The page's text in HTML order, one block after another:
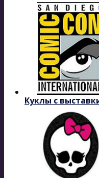
Куклы с